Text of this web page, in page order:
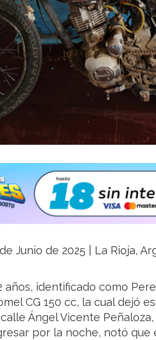
Junio de 2025 | La Rioja,
años, identificado como
CG 150 cc, la cual dejó
Ángel Vicente
por la noche, notó